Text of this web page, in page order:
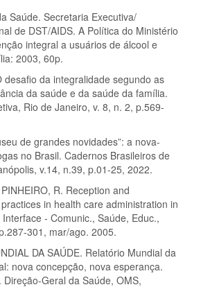
Saúde. Secretaria Executiva/
de DST/AIDS. A Política do Ministério
integral a usuários de álcool e
2003, 60p.
desafio da integralidade segundo as
da saúde e da saúde da família.
Rio de Janeiro, v. 8, n. 2, p.569-
de grandes novidades”: a nova-
no Brasil. Cadernos Brasileiros de
v.14, n.39, p.01-25, 2022.
R. Reception and
in health care administration in
- Comunic., Saúde, Educ.,
301, mar/ago. 2005.
DA SAÚDE. Relatório Mundial da
nova concepção, nova esperança.
Geral da Saúde, OMS,